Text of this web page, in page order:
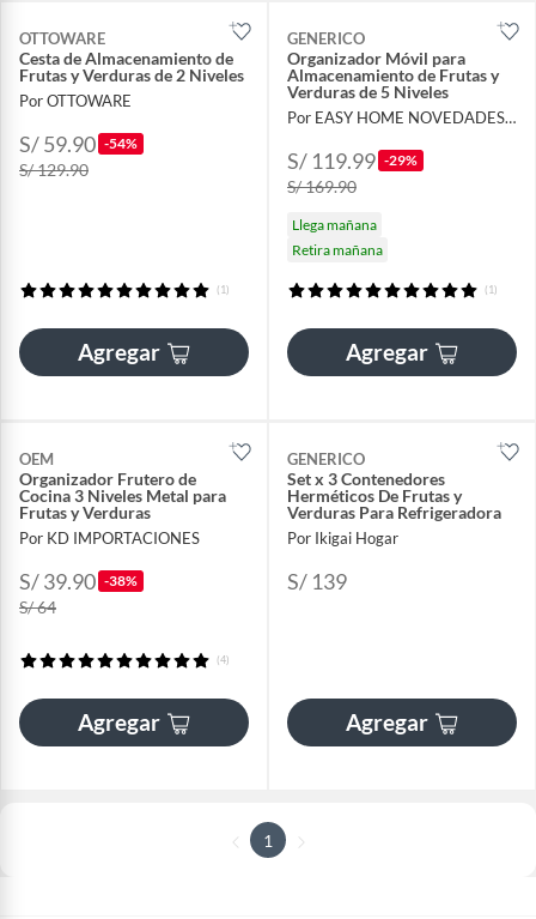
OTTOWARE
Cesta de Almacenamiento de
Frutas y Verduras de 2 Niveles
Por OTTOWARE
S/ 59.90 -54%
S/ 129.90
(1)
Agregar
GENERICO
Organizador Móvil para
Almacenamiento de Frutas y
Verduras de 5 Niveles
Por EASY HOME NOVEDADES EIRL
S/ 119.99 -29%
S/ 169.90
Llega mañana
Retira mañana
(1)
Agregar
OEM
Organizador Frutero de
Cocina 3 Niveles Metal para
Frutas y Verduras
Por KD IMPORTACIONES
S/ 39.90 -38%
S/ 64
(4)
Agregar
GENERICO
Set x 3 Contenedores
Herméticos De Frutas y
Verduras Para Refrigeradora
Por Ikigai Hogar
S/ 139
Agregar
1